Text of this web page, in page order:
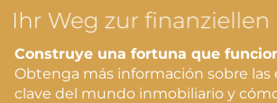
Construye una fortuna que
Obtenga más información sobre las
clave del mundo inmobiliario y